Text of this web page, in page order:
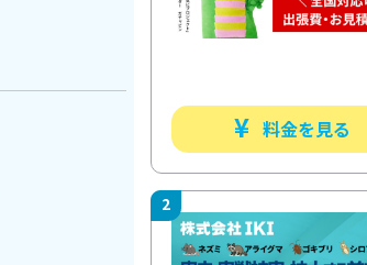
¥ 料金を見る
2